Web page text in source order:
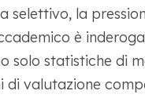
selettivo, la
è
solo statistiche di
di valutazione